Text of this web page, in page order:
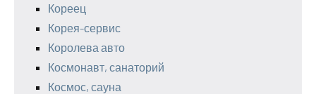
Кореец
Корея-сервис
Королева авто
Космонавт, санаторий
Космос, сауна